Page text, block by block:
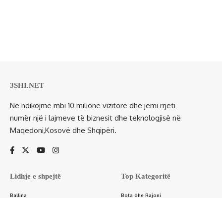
3SHI.NET
Ne ndikojmë mbi 10 milionë vizitorë dhe jemi rrjeti
numër një i lajmeve të biznesit dhe teknologjisë në
Maqedoni,Kosovë dhe Shqipëri.
Lidhje e shpejtë
Ballina
Top Kategoritë
Bota dhe Rajoni